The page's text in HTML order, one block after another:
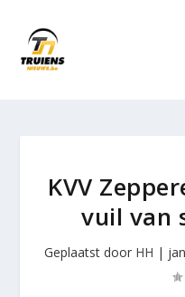
KVV
vuil van
Geplaatst door HH |